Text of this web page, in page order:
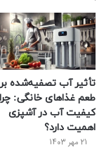
ک
ر
تأثیر آب تصفیه‌شده بر
طعم غذاهای خانگی: چرا
کیفیت آب در آشپزی
اهمیت دارد؟
21 مهر 1403